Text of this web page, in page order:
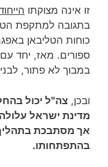
זו אינה מצוקתו
כוחות הטליבאן
ספורים. מאז, יחד
במבוך לא פתור,
ובכן, צה"ל יכול
מדינת ישראל
אך מסתבכת
בהתפתחותו.